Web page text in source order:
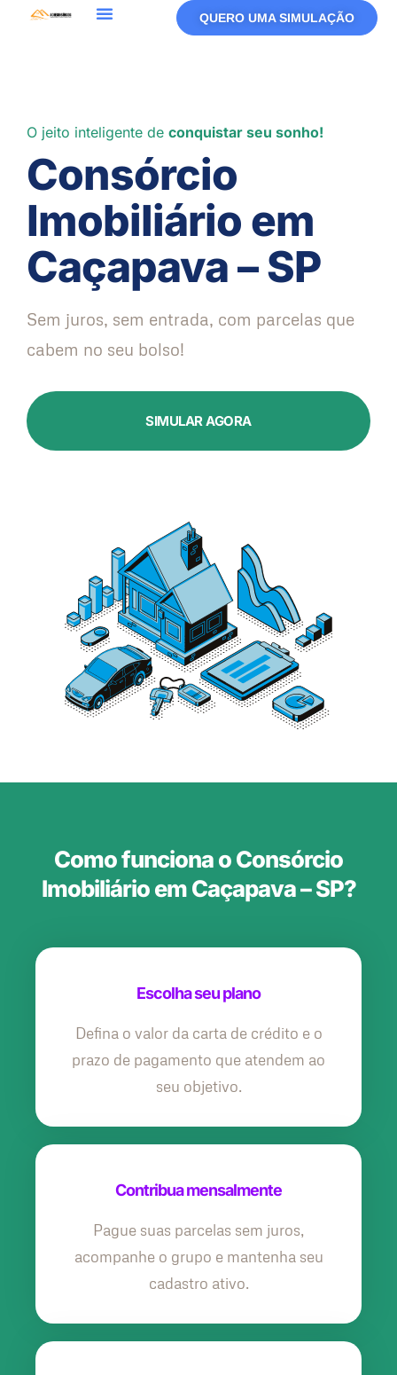
QUERO UMA SIMULAÇÃO
O jeito inteligente de conquistar seu sonho!
Consórcio
Imobiliário em
Caçapava – SP
Sem juros, sem entrada, com parcelas que
cabem no seu bolso!
SIMULAR AGORA
Como funciona o Consórcio
Imobiliário em Caçapava – SP?
Escolha seu plano
Defina o valor da carta de crédito e o
prazo de pagamento que atendem ao
seu objetivo.
Contribua mensalmente
Pague suas parcelas sem juros,
acompanhe o grupo e mantenha seu
cadastro ativo.